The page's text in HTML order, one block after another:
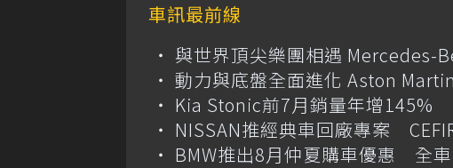
車訊最前線
與世界頂尖樂團相遇 Mercedes-
動力與底盤全面進化 Aston
Kia Stonic前7月銷量年增145%
NISSAN推經典車回廠專案
BMW推出8月仲夏購車優惠 全